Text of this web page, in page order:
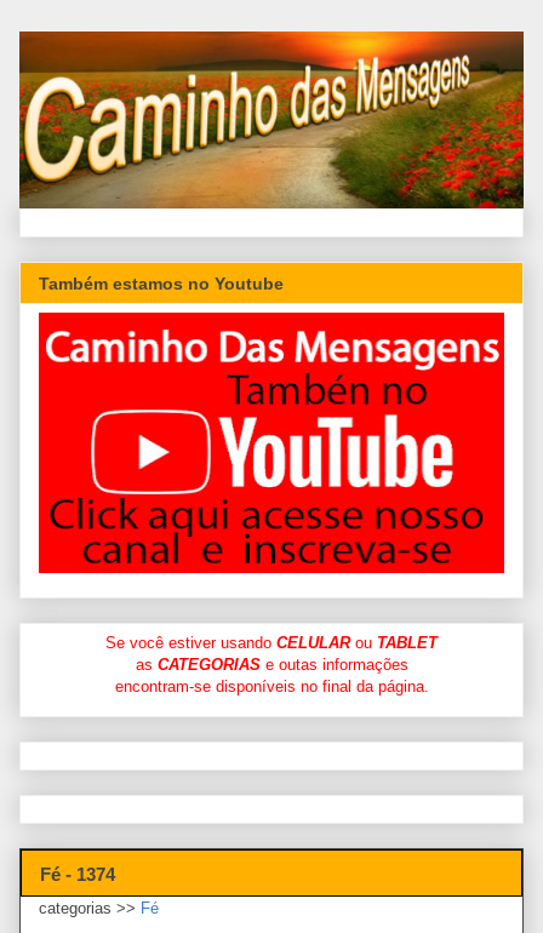
Também estamos no Youtube
Se você estiver usando CELULARou TABLET
as CATEGORIASe outas informações
encontram-se disponíveis no final da página.
Fé - 1374
categorias >> Fé